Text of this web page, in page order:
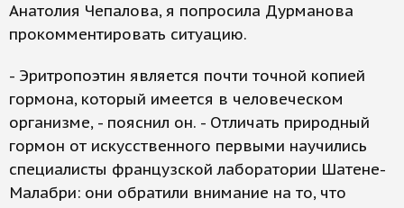
Анатолия Чепалова, я попросила Дурманова
прокомментировать ситуацию.
- Эритропоэтин является почти точной копией
гормона, который имеется в человеческом
организме, - пояснил он. - Отличать природный
гормон от искусственного первыми научились
специалисты французской лаборатории Шатене-
Малабри: они обратили внимание на то, что